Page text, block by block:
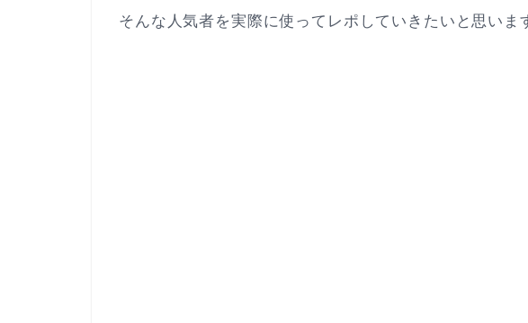
そんな人気者を実際に使ってレポしていきたいと思いま